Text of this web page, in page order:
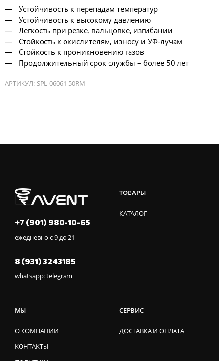
Устойчивость к перепадам температур
Устойчивость к высокому давлению
Легкость при резке, вальцовке, изгибании
Стойкость к окислителям, износу и УФ-лучам
Стойкость к проникновению газов
Продолжительный срок службы – более 50 лет
АРТИКУЛ: SPL-06061-50RM
+7 (901) 980-10-65
ежедневно с 9 до 21
8 (931) 3243185
whatsapp; telegram
ТОВАРЫ
КАТАЛОГ
МЫ
О КОМПАНИИ
КОНТАКТЫ
СЕРВИС
ДОСТАВКА И ОПЛАТА